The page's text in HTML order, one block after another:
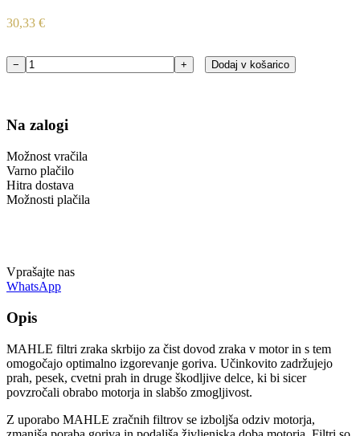
30,33 €
Filter
količina
− + Dodaj v košarico
Na zalogi
Možnost vračila
Varno plačilo
Hitra dostava
Možnosti plačila
Vprašajte nas
WhatsApp
Opis
MAHLE filtri zraka skrbijo za čist dovod zraka v motor in s tem
omogočajo optimalno izgorevanje goriva. Učinkovito zadržujejo
prah, pesek, cvetni prah in druge škodljive delce, ki bi sicer
povzročali obrabo motorja in slabšo zmogljivost.
Z uporabo MAHLE zračnih filtrov se izboljša odziv motorja,